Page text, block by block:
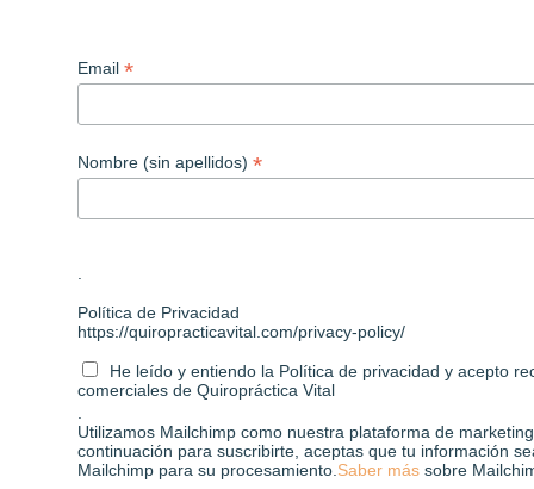
Email *
Nombre (sin apellidos) *
Política de Privacidad
https://quiropracticavital.com/privacy-policy/
He leído y entiendo la Política de privacidad y acepto
comerciales de Quiropráctica Vital
Utilizamos Mailchimp como nuestra plataforma de
continuación para suscribirte, aceptas que tu información
Mailchimp para su procesamiento. Saber mássobre